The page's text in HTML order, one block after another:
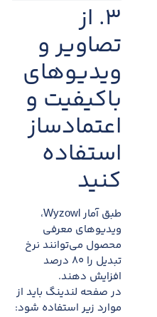
۳. از
تصاویر و
ویدیوهای
باکیفیت و
اعتمادساز
استفاده
کنید
طبق آمار Wyzowl،
ویدیوهای معرفی
محصول می‌توانند نرخ
تبدیل را ۸۰ درصد
افزایش دهند.
در صفحه لندینگ باید از
موارد زیر استفاده شود: